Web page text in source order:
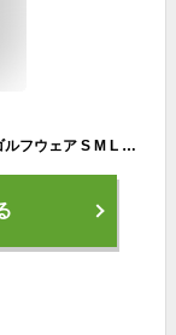
ジッパースエット ゴルフウェア スカルスエット ゴルフウェア S M L 2L 3L 4L 5L BALANCEDESIGN メンズ ゴルフウェア トレーナー メンズ 大きいサイズ ストレッチ ドライ ロゴ スウェット BIGサイズ golf お洒落 春 秋 冬 ゴルフ ウェア コーディネート BALANCEDESIGN